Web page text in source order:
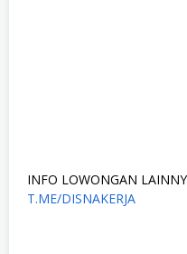
INFO LOWONGAN
T.ME/DISNAKERJA